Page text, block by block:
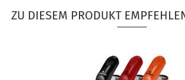
ZU DIESEM PRODUKT